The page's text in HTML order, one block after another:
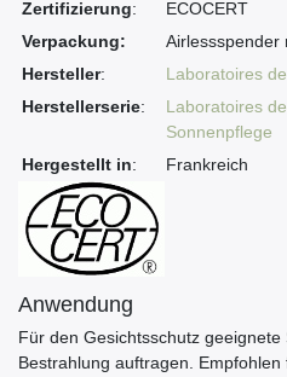
Zertifizierung:
ECOCERT
Verpackung:
Airlessspender
Hersteller:
Laboratoires
Herstellerserie:
Laboratoires
Sonnenpflege
Hergestellt in: Frankreich
Anwendung
Für den Gesichtsschutz
Bestrahlung auftragen.